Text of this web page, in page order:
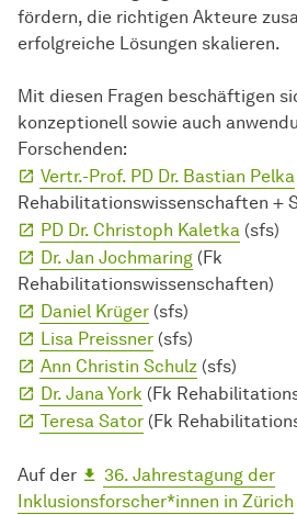
fördern, die richtigen Akteure
erfolgreiche Lösungen skalieren.
Mit diesen Fragen beschäftigen
konzeptionell sowie auch
Forschenden:
Vertr.-Prof. PD Dr. Bastian Pelka
Rehabilitationswissenschaften +
PD Dr. Christoph Kaletka (sfs)
Dr. Jan Jochmaring (Fk
Rehabilitationswissenschaften)
Daniel Krüger (sfs)
Lisa Preissner (sfs)
Ann Christin Schulz (sfs)
Dr. Jana York (Fk
Teresa Sator (Fk
Auf der
36. Jahrestagung der
Inklusionsforscher*innen in Zürich